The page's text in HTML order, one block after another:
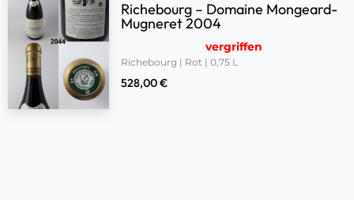
Richebourg – Domaine Mongeard-
Mugneret 2004
vergriffen
Richebourg | Rot | 0,75 L
528,00€